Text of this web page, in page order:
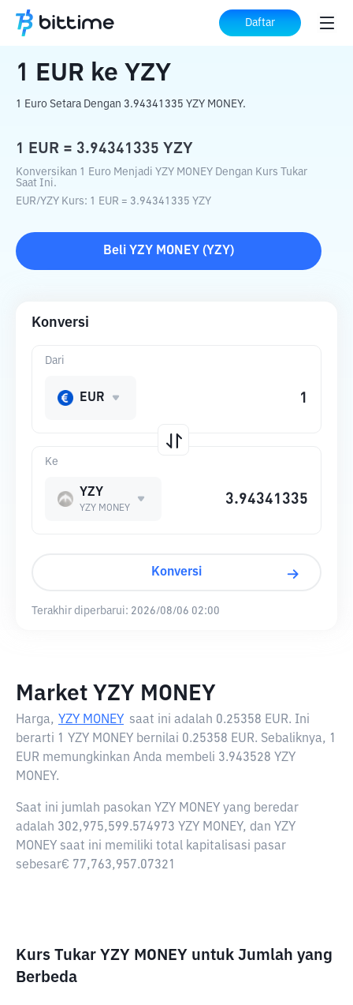
Daftar
Beranda Konverter Kripto ke YZY
1 EUR ke YZY
1 Euro Setara Dengan 3.94341335 YZY MONEY.
1 EUR = 3.94341335 YZY
Konversikan 1 Euro Menjadi YZY MONEY Dengan Kurs Tukar
Saat Ini.
EUR/YZY Kurs: 1 EUR = 3.94341335 YZY
Beli YZY MONEY (YZY)
Konversi
Ke
YZY
YZY MONEY
Dari
EUR
Konversi
Terakhir diperbarui: 2026/08/06 02:00
Market YZY MONEY
Harga, YZY MONEY saat ini adalah 0.25358 EUR. Ini
berarti 1 YZY MONEY bernilai 0.25358 EUR. Sebaliknya, 1
EUR memungkinkan Anda membeli 3.943528 YZY
MONEY.
Saat ini jumlah pasokan YZY MONEY yang beredar
adalah 302,975,599.574973 YZY MONEY, dan YZY
MONEY saat ini memiliki total kapitalisasi pasar
sebesar€ 77,763,957.07321
Kurs Tukar YZY MONEY untuk Jumlah yang
Berbeda